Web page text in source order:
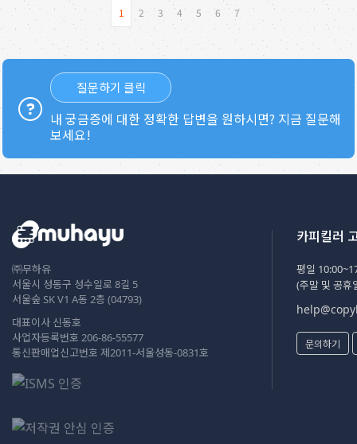
1 2 3 4 5 6 7
질문하기 클릭
내 궁금증에 대한 정확한 답변을 원하시면? 지금 질문해
보세요!
㈜무하유
서울시 성동구 성수일로 8길 5
서울숲 SK V1 A동 2층 (04793)
대표이사 신동호
사업자등록번호 206-86-55577
통신판매업신고번호 제2011-서울성동-0831호
카피킬러
평일
(주말 및 공휴
문의하기